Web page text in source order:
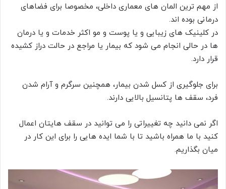
از مهم ترین المان های معماری داخلی، مخصوصا برای فضاهای
درمانی بوده اند.
در کلینیک های زیبایی و یا پوست و مو اکثر خدمات و یا درمان
ها در حالی انجام می شود که بیمار یا مراجع در حالت دراز کشیده
قرار دارد.
برای جلوگیری از کسل شدن بیمار، همچنین سرگرم و آرام شدن
فرد، سقف ها پتانسیل بالایی دارند.
اگر نمی دانید چه تغییراتی را می توانید در سقف هایتان اعمال
کنید با ما همراه باشید تا با شما ایده هایی را برای این کار در
میان بگذاریم.